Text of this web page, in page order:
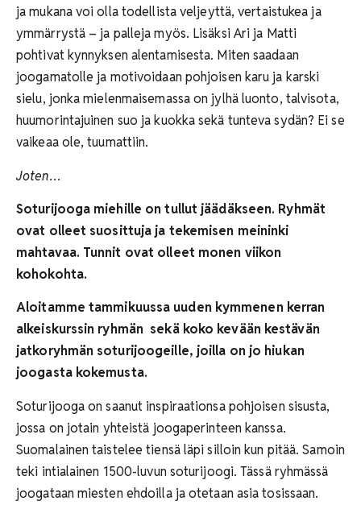
ja mukana voi olla todellista veljeyttä, vertaistukea ja
ymmärrystä – ja palleja myös. Lisäksi Ari ja Matti
pohtivat kynnyksen alentamisesta. Miten saadaan
joogamatolle ja motivoidaan pohjoisen karu ja karski
sielu, jonka mielenmaisemassa on jylhä luonto, talvisota,
huumorintajuinen suo ja kuokka sekä tunteva sydän? Ei se
vaikeaa ole, tuumattiin.
Joten…
Soturijooga miehille on tullut jäädäkseen. Ryhmät
ovat olleet suosittuja ja tekemisen meininki
mahtavaa. Tunnit ovat olleet monen viikon
kohokohta.
Aloitamme tammikuussa uuden kymmenen kerran
alkeiskurssin ryhmän sekä koko kevään kestävän
jatkoryhmän soturijoogeille, joilla on jo hiukan
joogasta kokemusta.
Soturijooga on saanut inspiraationsa pohjoisen sisusta,
jossa on jotain yhteistä joogaperinteen kanssa.
Suomalainen taistelee tiensä läpi silloin kun pitää. Samoin
teki intialainen 1500-luvun soturijoogi. Tässä ryhmässä
joogataan miesten ehdoilla ja otetaan asia tosissaan.